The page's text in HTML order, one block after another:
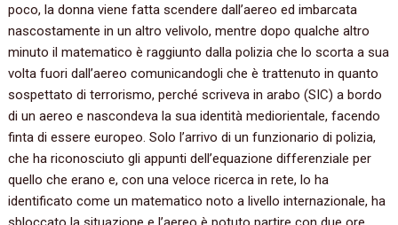
poco,‭ ‬la donna viene fatta scendere dall’aereo ed imbarcata
nascostamente in un altro velivolo,‭ ‬mentre dopo qualche altro
minuto il matematico è raggiunto dalla polizia che lo scorta a sua
volta fuori dall’aereo comunicandogli che è trattenuto in quanto
sospettato di terrorismo,‭ ‬perché scriveva in arabo‭ (‬SIC‭) ‬a bordo
di un aereo e nascondeva la sua identità mediorientale,‭ ‬facendo
finta di essere europeo.‭ ‬Solo l’arrivo di un funzionario di polizia,‭
‬che ha riconosciuto gli appunti dell’equazione differenziale per
quello che erano e,‭ ‬con una veloce ricerca in rete,‭ ‬lo ha
identificato come un matematico noto a livello internazionale,‭ ‬ha